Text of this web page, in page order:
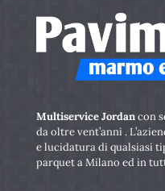
Multiservice Jordancon
da oltre vent’anni .
e lucidatura di qualsiasi
parquet a Milano ed in